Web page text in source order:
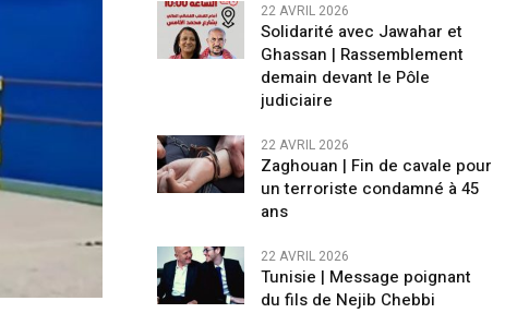
22 AVRIL 2026
Solidarité avec Jawahar et
Ghassan | Rassemblement
demain devant le Pôle
judiciaire
22 AVRIL 2026
Zaghouan | Fin de cavale pour
un terroriste condamné à 45
ans
22 AVRIL 2026
Tunisie | Message poignant
du fils de Nejib Chebbi